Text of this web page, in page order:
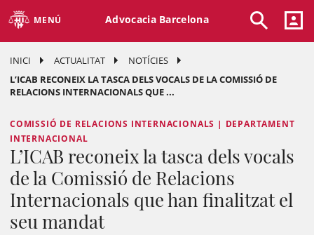
MENÚ Advocacia Barcelona
INICI ACTUALITAT
NOTÍCIES
L’ICAB RECONEIX LA TASCA DELS VOCALS DE LA COMISSIÓ DE
RELACIONS INTERNACIONALS QUE ...
COMISSIÓ DE RELACIONS INTERNACIONALS | DEPARTAMENT
INTERNACIONAL
L’ICAB reconeix la tasca dels vocals
de la Comissió de Relacions
Internacionals que han finalitzat el
seu mandat